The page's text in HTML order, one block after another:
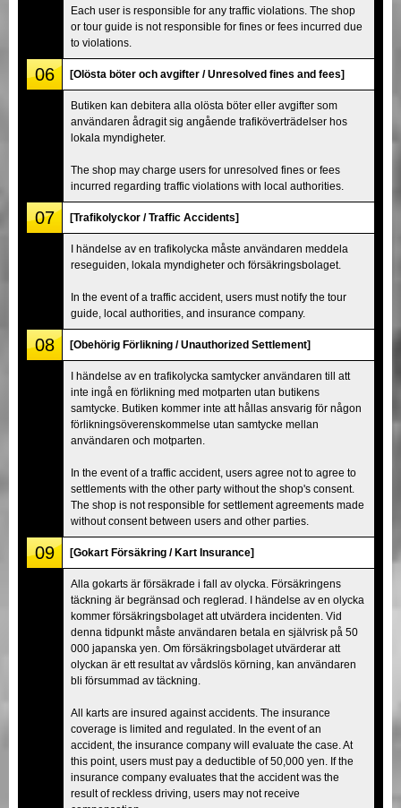
Each user is responsible for any traffic violations. The shop
or tour guide is not responsible for fines or fees incurred due
to violations.
06 [Olösta böter och avgifter / Unresolved fines and fees]
Butiken kan debitera alla olösta böter eller avgifter som
användaren ådragit sig angående trafiköverträdelser hos
lokala myndigheter.
The shop may charge users for unresolved fines or fees
incurred regarding traffic violations with local authorities.
07 [Trafikolyckor / Traffic Accidents]
I händelse av en trafikolycka måste användaren meddela
reseguiden, lokala myndigheter och försäkringsbolaget.
In the event of a traffic accident, users must notify the tour
guide, local authorities, and insurance company.
08 [Obehörig Förlikning / Unauthorized Settlement]
I händelse av en trafikolycka samtycker användaren till att
inte ingå en förlikning med motparten utan butikens
samtycke. Butiken kommer inte att hållas ansvarig för någon
förlikningsöverenskommelse utan samtycke mellan
användaren och motparten.
In the event of a traffic accident, users agree not to agree to
settlements with the other party without the shop's consent.
The shop is not responsible for settlement agreements made
without consent between users and other parties.
09 [Gokart Försäkring / Kart Insurance]
Alla gokarts är försäkrade i fall av olycka. Försäkringens
täckning är begränsad och reglerad. I händelse av en olycka
kommer försäkringsbolaget att utvärdera incidenten. Vid
denna tidpunkt måste användaren betala en självrisk på 50
000 japanska yen. Om försäkringsbolaget utvärderar att
olyckan är ett resultat av vårdslös körning, kan användaren
bli försummad av täckning.
All karts are insured against accidents. The insurance
coverage is limited and regulated. In the event of an
accident, the insurance company will evaluate the case. At
this point, users must pay a deductible of 50,000 yen. If the
insurance company evaluates that the accident was the
result of reckless driving, users may not receive